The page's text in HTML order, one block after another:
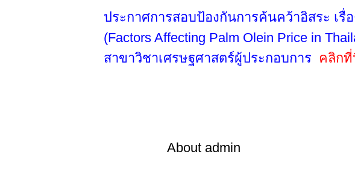
ประกาศการสอบป้องกันการค้นคว้าอิสระ เ
(Factors Affecting Palm Olein Price in
สาขาวิชาเศรษฐศาสตร์ผู้ประกอบการ คลิกที่
About admin